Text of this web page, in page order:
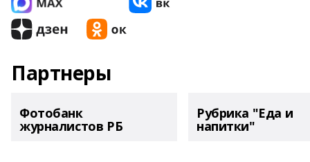
Партнеры
Фотобанк
журналистов РБ
Рубрика "Еда и
напитки"